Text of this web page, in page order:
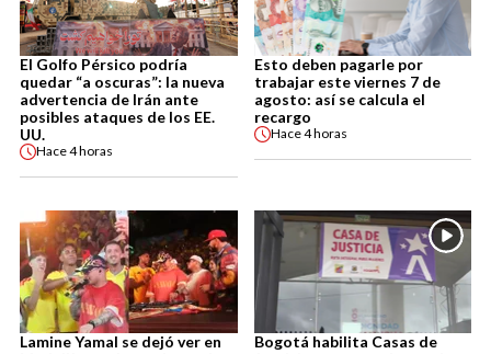
El Golfo Pérsico podría
quedar “a oscuras”: la nueva
advertencia de Irán ante
posibles ataques de los EE.
UU.
Hace4 horas
Esto deben pagarle por
trabajar este viernes 7 de
agosto: así se calcula el
recargo
Hace4 horas
Lamine Yamal se dejó ver en
Bogotá habilita Casas de